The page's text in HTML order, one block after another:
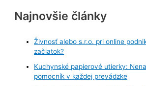
Najnovšie články
Živnosť alebo s.r.o. pri online
začiatok?
Kuchynské papierové utierky:
pomocník v každej prevádzke